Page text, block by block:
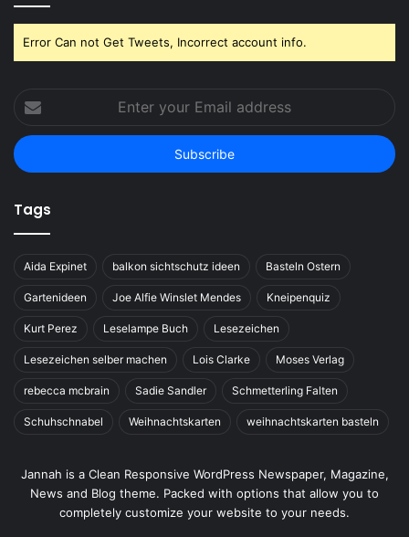
Error Can not Get Tweets, Incorrect account info.
your
Email
address
Tags
Aida Expinet balkon sichtschutz ideen Basteln Ostern
Gartenideen Joe Alfie Winslet Mendes Kneipenquiz
Kurt Perez Leselampe Buch Lesezeichen
Lesezeichen selber machen Lois Clarke Moses Verlag
rebecca mcbrain Sadie Sandler Schmetterling Falten
Schuhschnabel Weihnachtskarten weihnachtskarten basteln
Jannah is a Clean Responsive WordPress Newspaper, Magazine,
News and Blog theme. Packed with options that allow you to
completely customize your website to your needs.